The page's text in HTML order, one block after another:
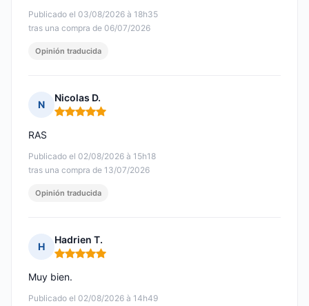
Publicado el 03/08/2026 à 18h35
tras una compra de 06/07/2026
Opinión traducida
N
Nicolas D.
Nota: 5 de 5
Publicado el 02/08/2026 à 15h18
tras una compra de 13/07/2026
RAS
Opinión traducida
H
Hadrien T.
Nota: 5 de 5
Publicado el 02/08/2026 à 14h49
Muy bien.